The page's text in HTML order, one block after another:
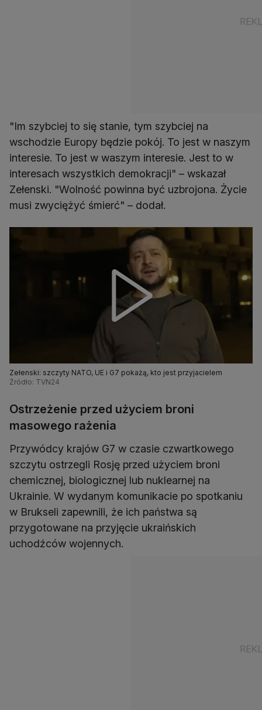
"Im szybciej to się stanie, tym szybciej na
wschodzie Europy będzie pokój. To jest w naszym
interesie. To jest w waszym interesie. Jest to w
interesach wszystkich demokracji" – wskazał
Zełenski. "Wolność powinna być uzbrojona. Życie
musi zwyciężyć śmierć" – dodał.
Zełenski: szczyty NATO, UE i G7 pokażą, kto jest przyjacielem
Źródło: TVN24
Ostrzeżenie przed użyciem broni
masowego rażenia
Przywódcy krajów G7 w czasie czwartkowego
szczytu ostrzegli Rosję przed użyciem broni
chemicznej, biologicznej lub nuklearnej na
Ukrainie. W wydanym komunikacie po spotkaniu
w Brukseli zapewnili, że ich państwa są
przygotowane na przyjęcie ukraińskich
uchodźców wojennych.